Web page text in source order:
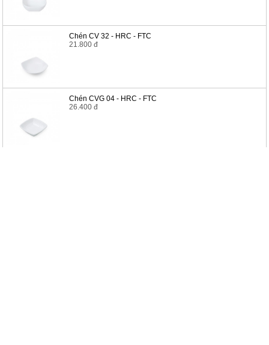
Chén CV 32 - HRC - FTC
21.800 đ
Chén CVG 04 - HRC - FTC
26.400 đ